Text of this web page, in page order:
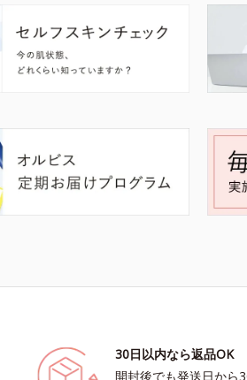
30日以内なら返品OK
開封後でも発送日から